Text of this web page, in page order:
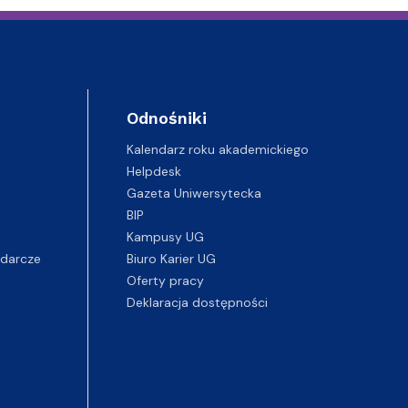
Odnośniki
Kalendarz roku akademickiego
Helpdesk
Gazeta Uniwersytecka
BIP
Kampusy UG
Biuro Karier UG
Oferty pracy
Deklaracja dostępności